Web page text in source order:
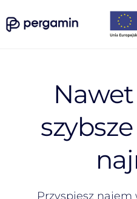
Nawet
Przyspiesz najem